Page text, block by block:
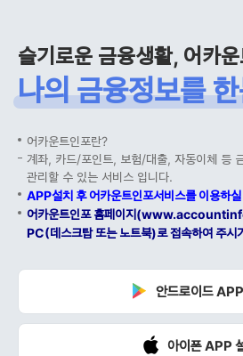
슬기로운 금융생활, 어카
나의 금융정보를 한
어카운트인포란?
계좌, 카드/포인트, 보험/대출, 자동이체 등
관리할 수 있는 서비스 입니다.
APP설치 후 어카운트인포서비스를 이용하
어카운트인포 홈페이지
PC(데스크탑 또는 노트북)로 접속하여 주시
안드로이드
아이폰 APP